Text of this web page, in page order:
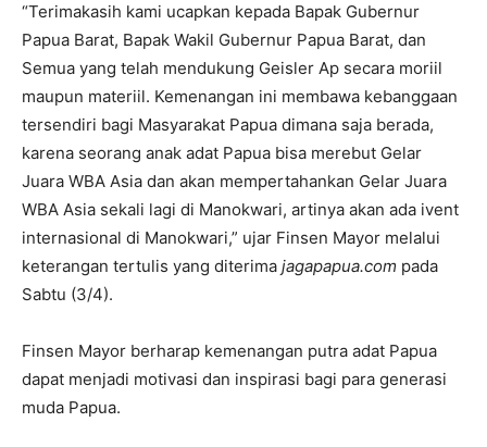
“Terimakasih kami ucapkan kepada Bapak Gubernur
Papua Barat, Bapak Wakil Gubernur Papua Barat, dan
Semua yang telah mendukung Geisler Ap secara moriil
maupun materiil. Kemenangan ini membawa kebanggaan
tersendiri bagi Masyarakat Papua dimana saja berada,
karena seorang anak adat Papua bisa merebut Gelar
Juara WBA Asia dan akan mempertahankan Gelar Juara
WBA Asia sekali lagi di Manokwari, artinya akan ada ivent
internasional di Manokwari,” ujar Finsen Mayor melalui
keterangan tertulis yang diterima jagapapua.com pada
Sabtu (3/4).
Finsen Mayor berharap kemenangan putra adat Papua
dapat menjadi motivasi dan inspirasi bagi para generasi
muda Papua.